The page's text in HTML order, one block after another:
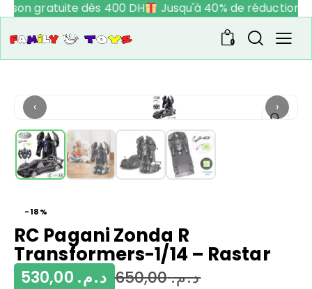
gratuite dès 400 DH Jusqu'à 40% de réduction
0
‹ ›
-18%
RC Pagani Zonda R
Transformers-1/14 – Rastar
د.م.650,00 د.م.